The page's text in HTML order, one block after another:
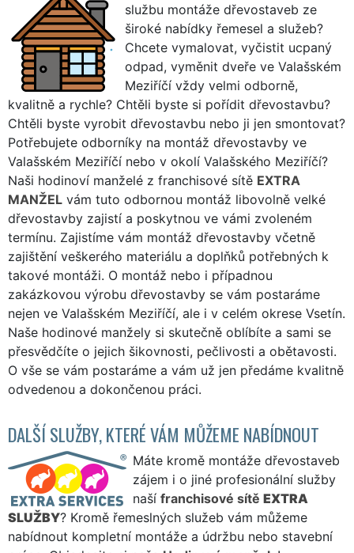
službu montáže dřevostaveb ze
široké nabídky řemesel a služeb?
Chcete vymalovat, vyčistit ucpaný
odpad, vyměnit dveře ve Valašském
Meziříčí vždy velmi odborně,
kvalitně a rychle? Chtěli byste si pořídit dřevostavbu?
Chtěli byste vyrobit dřevostavbu nebo ji jen smontovat?
Potřebujete odborníky na montáž dřevostavby ve
Valašském Meziříčí nebo v okolí Valašského Meziříčí?
Naši hodinoví manželé z franchisové sítě EXTRA
MANŽEL vám tuto odbornou montáž libovolně velké
dřevostavby zajistí a poskytnou ve vámi zvoleném
termínu. Zajistíme vám montáž dřevostavby včetně
zajištění veškerého materiálu a doplňků potřebných k
takové montáži. O montáž nebo i případnou
zakázkovou výrobu dřevostavby se vám postaráme
nejen ve Valašském Meziříčí, ale i v celém okrese Vsetín.
Naše hodinové manžely si skutečně oblíbíte a sami se
přesvědčíte o jejich šikovnosti, pečlivosti a obětavosti.
O vše se vám postaráme a vám už jen předáme kvalitně
odvedenou a dokončenou práci.
DALŠÍ SLUŽBY, KTERÉ VÁM MŮŽEME NABÍDNOUT
Máte kromě montáže dřevostaveb
zájem i o jiné profesionální služby
naší franchisové sítě EXTRA
SLUŽBY? Kromě řemeslných služeb vám můžeme
nabídnout kompletní montáže a údržbu nebo stavební